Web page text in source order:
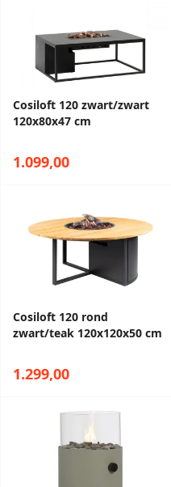
Cosiloft 120 zwart/zwart
120x80x47 cm
1.099,00
Cosiloft 120 rond
zwart/teak 120x120x50 cm
1.299,00